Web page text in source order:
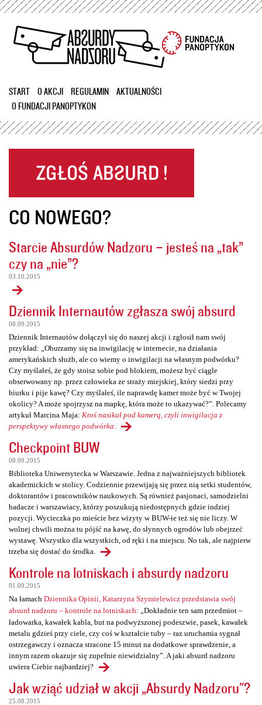
Przejdź
treści
START O AKCJI REGULAMIN
AKTUALNOŚCI
O FUNDACJI PANOPTYKON
CO NOWEGO?
Starcie Absurdów Nadzoru – jesteś na „tak”
czy na „nie”?
03.10.2015
Dziennik Internautów zgłasza swój absurd
08.09.2015
Dziennik Internautów dołączył się do naszej akcji i zgłosił nam swój
przykład: „Oburzamy się na inwigilację w internecie, na działania
amerykańskich służb, ale co wiemy o inwigilacji na własnym podwórku?
Czy myślałeś, że gdy stoisz sobie pod blokiem, możesz być ciągle
obserwowany np. przez człowieka ze straży miejskiej, który siedzi przy
biurku i pije kawę? Czy myślałeś, ile naprawdę kamer może być w Twojej
okolicy? A może spojrzysz na mapkę, która może to ukazywać?”. Polecamy
artykuł Marcina Maja: Ktoś nasikał pod kamerą, czyli inwigilacja z
perspektywy własnego podwórka
Checkpoint BUW
08.09.2015
Biblioteka Uniwersytecka w Warszawie. Jedna z najważniejszych bibliotek
akademickich w stolicy. Codziennie przewijają się przez nią setki studentów,
doktorantów i pracowników naukowych. Są również pasjonaci, samodzielni
badacze i warszawiacy, którzy poszukują niedostępnych gdzie indziej
pozycji. Wycieczka po mieście bez wizyty w BUW-ie też się nie liczy. W
wolnej chwili można tu pójść na kawę, do słynnych ogrodów lub obejrzeć
wystawę. Wszystko dla wszystkich, od ręki i na miejscu. No tak, ale najpierw
trzeba się dostać do środka.
Kontrole na lotniskach i absurdy nadzoru
01.09.2015
Na łamach Dziennika Opinii, Katarzyna Szymielewicz przedstawia swój
absurd nadzoru – kontrole na lotniskach: „Dokładnie ten sam przedmiot –
ładowarka, kawałek kabla, but na podwyższonej podeszwie, pasek, kawałek
metalu gdzieś przy ciele, czy coś w kształcie tuby – raz uruchamia sygnał
ostrzegawczy i oznacza stracone 15 minut na dodatkowe sprawdzenie, a
innym razem okazuje się zupełnie niewidzialny”. A jaki absurd nadzoru
uwiera Ciebie najbardziej?
Jak wziąć udział w akcji „Absurdy Nadzoru"?
25.08.2015